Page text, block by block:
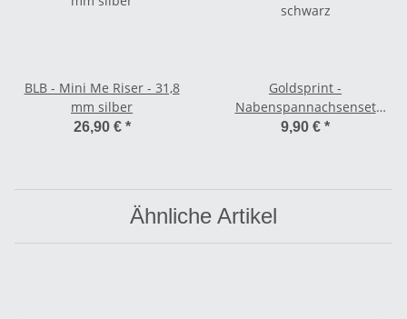
BLB - Mini Me Riser - 31,8
mm silber
26,90 € *
Goldsprint -
Nabenspannachsenset
schwarz
9,90 € *
Ähnliche Artikel